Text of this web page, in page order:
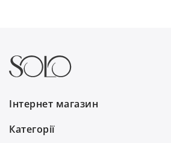
Інтернет магазин
Пн–Пт: 10:00–19:00
Категорії